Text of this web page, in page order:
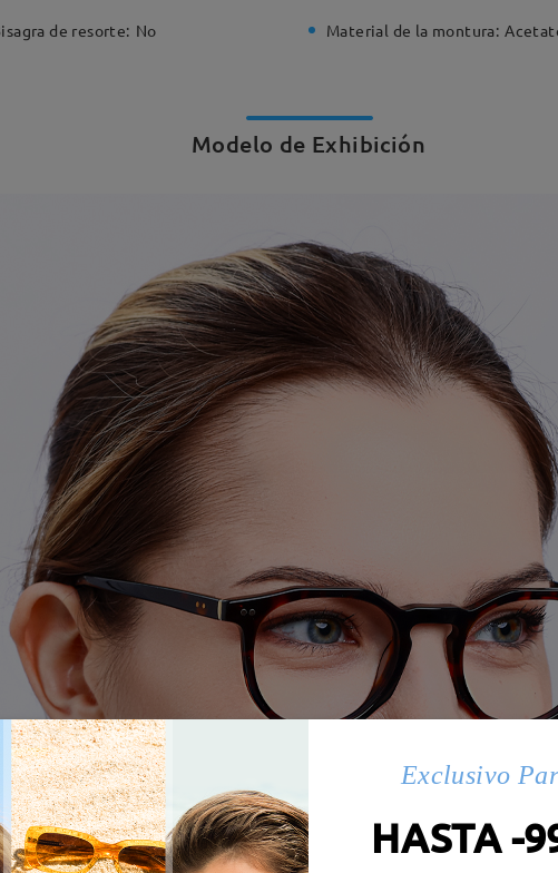
de resorte: No Material de la montura:
Modelo de Exhibición
Exclusivo
HASTA -